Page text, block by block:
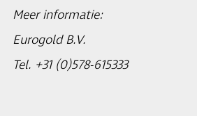
Meer informatie:
Eurogold B.V.
Tel. +31 (0)578-615333